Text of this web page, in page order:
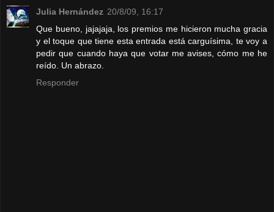
Julia Hernández 20/8/09, 16:17
Que bueno, jajajaja, los premios me hicieron mucha gracia
y el toque que tiene esta entrada está carguísima, te voy a
pedir que cuando haya que votar me avises, cómo me he
reído. Un abrazo.
Responder